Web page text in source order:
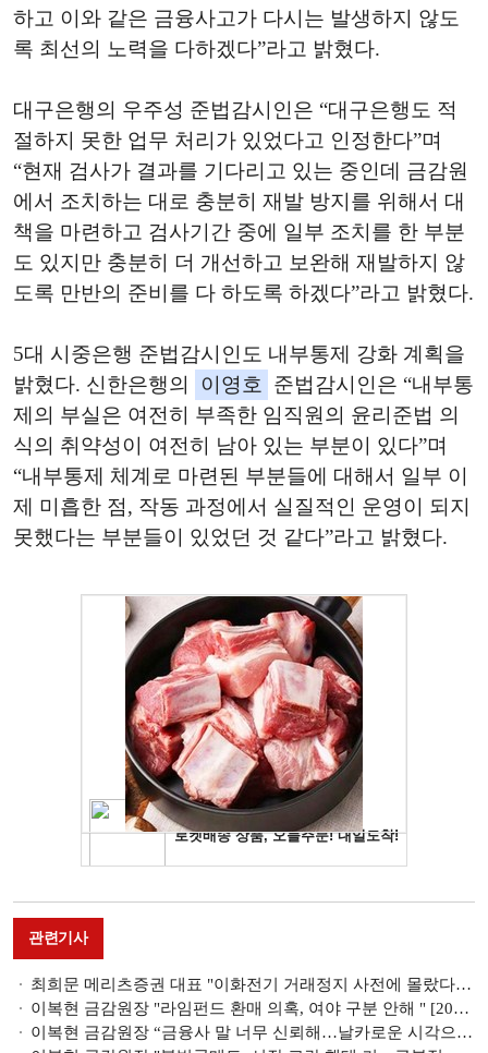
하고 이와 같은 금융사고가 다시는 발생하지 않도
록 최선의 노력을 다하겠다”라고 밝혔다.
대구은행의 우주성 준법감시인은 “대구은행도 적
절하지
못한 업무 처리가 있었다고 인정한다”며
“현재 검사가 결과를 기다리고 있는 중인데
금감원
에서 조치하는 대로 충분히 재발 방지를 위해서 대
책을 마련하고 검사기간 중에 일부 조치를 한 부분
도 있지만 충분히 더 개선하고 보완해 재발하지 않
도록 만반의 준비를 다 하도록 하겠다”라고 밝혔다.
5대 시중은행 준법감시인도 내부통제 강화 계획을
밝혔다. 신한은행의
이영호
준법감시인은 “내부통
제의 부실은 여전히 부족한 임직원의 윤리준법 의
식의 취약성이 여전히 남아 있는 부분이 있다”며
“내부통제 체계로 마련된 부분들에 대해서 일부 이
제 미흡한 점, 작동 과정에서 실질적인 운영이 되지
못했다는 부분들이 있었던 것 같다”라고 밝혔다.
관련기사
최희문 메리츠증권 대표 "이화전기 거래정지 사전에 몰랐다…정황 증거 있어" [2023 국감]
이복현 금감원장 "라임펀드 환매 의혹, 여야 구분 안해 " [2023 국감]
이복현 금감원장 “금융사 말 너무 신뢰해…날카로운 시각으로 감독·검사” (종합) [2023 국감]